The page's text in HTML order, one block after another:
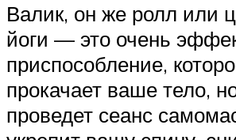
Валик, он же ролл или
йоги — это очень
приспособление,
прокачает ваше тело,
проведет сеанс